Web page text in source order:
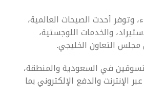
وتوفر أحدث الصيحات العالمية،
والخدمات اللوجستية،
التعاون الخليجي.
في السعودية والمنطقة،
والدفع الإلكتروني بما